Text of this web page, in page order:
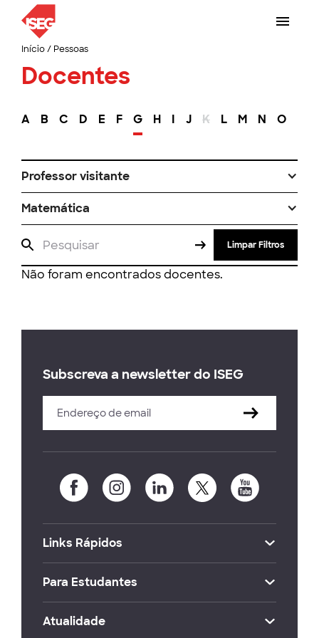
Início/ Pessoas
Docentes
A B C D E F G H I J K L M N O
Professor visitante
Matemática
Limpar Filtros
Não foram encontrados docentes.
Subscreva a newsletter do ISEG
Links Rápidos
Para Estudantes
Atualidade